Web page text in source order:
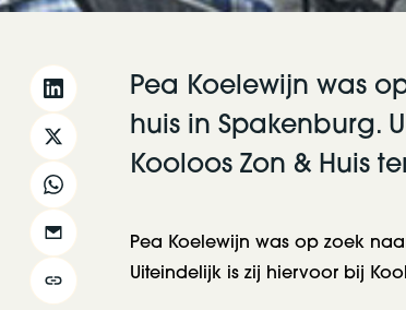
Pea Koelewijn was
huis in Spakenburg.
Kooloos Zon & Huis
Pea Koelewijn was op zoek
Uiteindelijk is zij hiervoor bij